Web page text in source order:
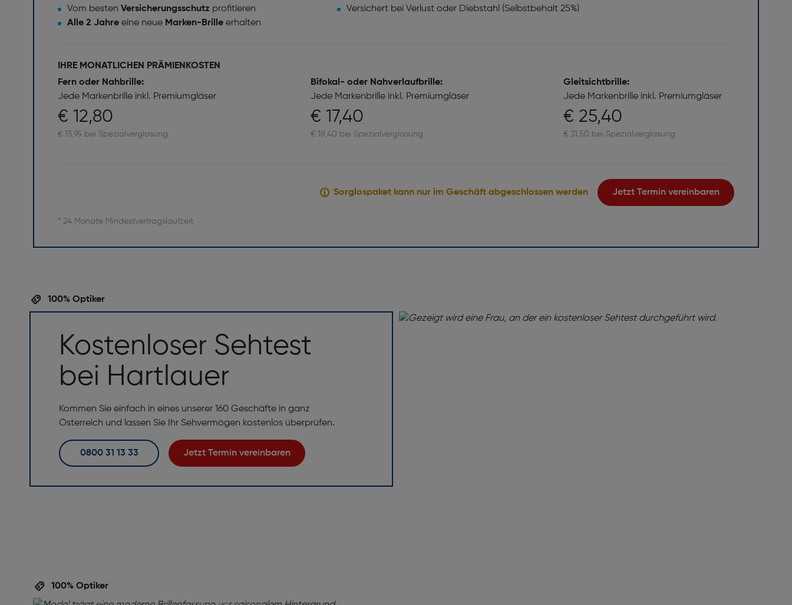
Vom besten Versicherungsschutz profitieren
Alle 2 Jahre eine neue Marken-Brille erhalten
Versichert bei Verlust oder Diebstahl (Selbstbehalt 25%)
IHRE MONATLICHEN PRÄMIENKOSTEN
Fern oder Nahbrille:
Jede Markenbrille inkl. Premiumgläser
€ 12,80
€ 15,95 bei Spezialverglasung
Bifokal- oder Nahverlaufbrille:
Jede Markenbrille inkl. Premiumgläser
€ 17,40
€ 18,40 bei Spezialverglasung
Gleitsichtbrille:
Jede Markenbrille inkl. Premiumgläser
€ 25,40
€ 31,50 bei Spezialverglasung
Sorglospaket kann nur im Geschäft abgeschlossen werden Jetzt Termin vereinbaren
* 24 Monate Mindestvertragslaufzeit
100% Optiker
Kostenloser Sehtest
bei Hartlauer
Kommen Sie einfach in eines unserer 160 Geschäfte in ganz
Österreich und lassen Sie Ihr Sehvermögen kostenlos überprüfen.
0800 31 13 33 Jetzt Termin vereinbaren
100% Optiker
Ihre Augen verdienen die beste Betreuung! Vereinbaren Sie